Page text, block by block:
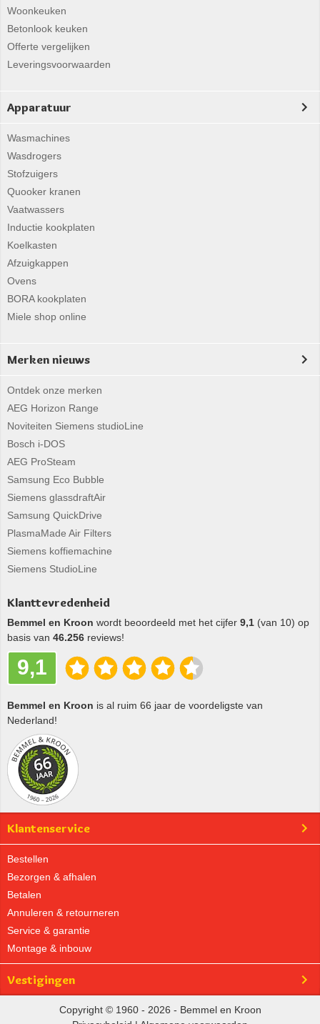
Woonkeuken
Betonlook keuken
Offerte vergelijken
Leveringsvoorwaarden
Apparatuur
Wasmachines
Wasdrogers
Stofzuigers
Quooker kranen
Vaatwassers
Inductie kookplaten
Koelkasten
Afzuigkappen
Ovens
BORA kookplaten
Miele shop online
Merken nieuws
Ontdek onze merken
AEG Horizon Range
Noviteiten Siemens studioLine
Bosch i-DOS
AEG ProSteam
Samsung Eco Bubble
Siemens glassdraftAir
Samsung QuickDrive
PlasmaMade Air Filters
Siemens koffiemachine
Siemens StudioLine
Klanttevredenheid
Bemmel en Kroon wordt beoordeeld met het cijfer 9,1 (van 10) op
basis van 46.256 reviews!
9,1
Bemmel en Kroon is al ruim 66 jaar de voordeligste van
Nederland!
Klantenservice
Bestellen
Bezorgen & afhalen
Betalen
Annuleren & retourneren
Service & garantie
Montage & inbouw
Vestigingen
Copyright © 1960 - 2026 - Bemmel en Kroon